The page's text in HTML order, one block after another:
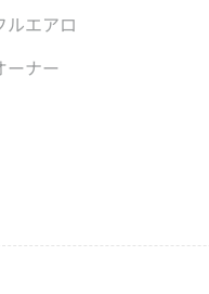
ルエアロ
ーナー